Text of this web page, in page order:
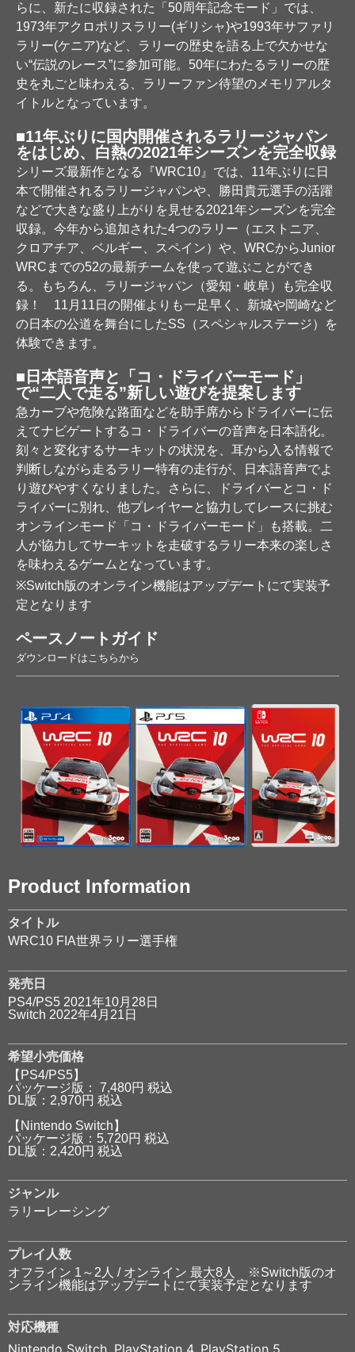
Product Information
タイトル
WRC10 FIA世界ラリー選手権
発売日
PS4/PS5 2021年10月28日
Switch 2022年4月21日
希望小売価格
【PS4/PS5】
パッケージ版： 7,480円 税込
DL版：2,970円 税込
【Nintendo Switch】
パッケージ版：5,720円 税込
DL版：2,420円 税込
ジャンル
ラリーレーシング
プレイ人数
オフライン 1～2人 / オンライン 最大8人 ※Switch版のオ
ンライン機能はアップデートにて実装予定となります
対応機種
らに、新たに収録された「50周年記念モード」では、
1973年アクロポリスラリー(ギリシャ)や1993年サファリ
ラリー(ケニア)など、ラリーの歴史を語る上で欠かせな
い“伝説のレース”に参加可能。50年にわたるラリーの歴
史を丸ごと味わえる、ラリーファン待望のメモリアルタ
イトルとなっています。
■11年ぶりに国内開催されるラリージャパン
をはじめ、白熱の2021年シーズンを完全収録
シリーズ最新作となる『WRC10』では、11年ぶりに日
本で開催されるラリージャパンや、勝田貴元選手の活躍
などで大きな盛り上がりを見せる2021年シーズンを完全
収録。今年から追加された4つのラリー（エストニア、
クロアチア、ベルギー、スペイン）や、WRCからJunior
WRCまでの52の最新チームを使って遊ぶことができ
る。もちろん、ラリージャパン（愛知・岐阜）も完全収
録！ 11月11日の開催よりも一足早く、新城や岡崎など
の日本の公道を舞台にしたSS（スペシャルステージ）を
体験できます。
■日本語音声と「コ・ドライバーモード」
で“二人で走る”新しい遊びを提案します
急カーブや危険な路面などを助手席からドライバーに伝
えてナビゲートするコ・ドライバーの音声を日本語化。
刻々と変化するサーキットの状況を、耳から入る情報で
判断しながら走るラリー特有の走行が、日本語音声でよ
り遊びやすくなりました。さらに、ドライバーとコ・ド
ライバーに別れ、他プレイヤーと協力してレースに挑む
オンラインモード「コ・ドライバーモード」も搭載。二
人が協力してサーキットを走破するラリー本来の楽しさ
を味わえるゲームとなっています。
※Switch版のオンライン機能はアップデートにて実装予
定となります
ペースノートガイド
ダウンロードはこちらから